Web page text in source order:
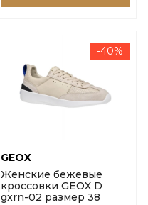
-40%
GEOX
Женские бежевые
кроссовки GEOX D
gxrn-02 размер 38